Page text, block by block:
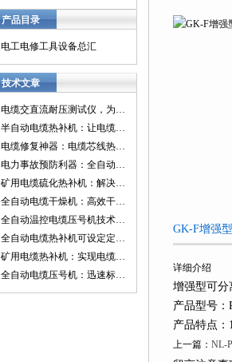
产品目录
电工电修工具设备总汇
技术文章
电缆交直流耐压测试仪，为电网安全保驾护航
半自动电缆热补机：让电缆修复更简单、更高效！
电缆修复神器：电缆芯线热补机如何保障电网安全？
电力事故预防利器：全自动控温电缆热补机
矿用电缆硫化热补机：解决矿山电缆故障的新选择
全自动电缆干燥机：高效干燥，电缆质量
全自动温控电缆压号机技术革新：数字化标识的新趋势
全自动电缆热补机可设定定时功能，实现自动化热补
矿用电缆热补机：实现电缆故障修复的高效装置
全自动电缆压号机：迅速标识电缆的利器
GK-F增强
详细介绍
增强型可分
产品型号：
产品特点
上一篇： NL-